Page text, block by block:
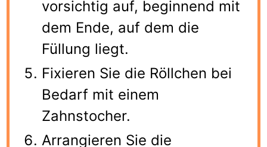
vorsichtig auf, beginnend mit
dem Ende, auf dem die
Füllung liegt.
Fixieren Sie die Röllchen bei
Bedarf mit einem
Zahnstocher.
Arrangieren Sie die